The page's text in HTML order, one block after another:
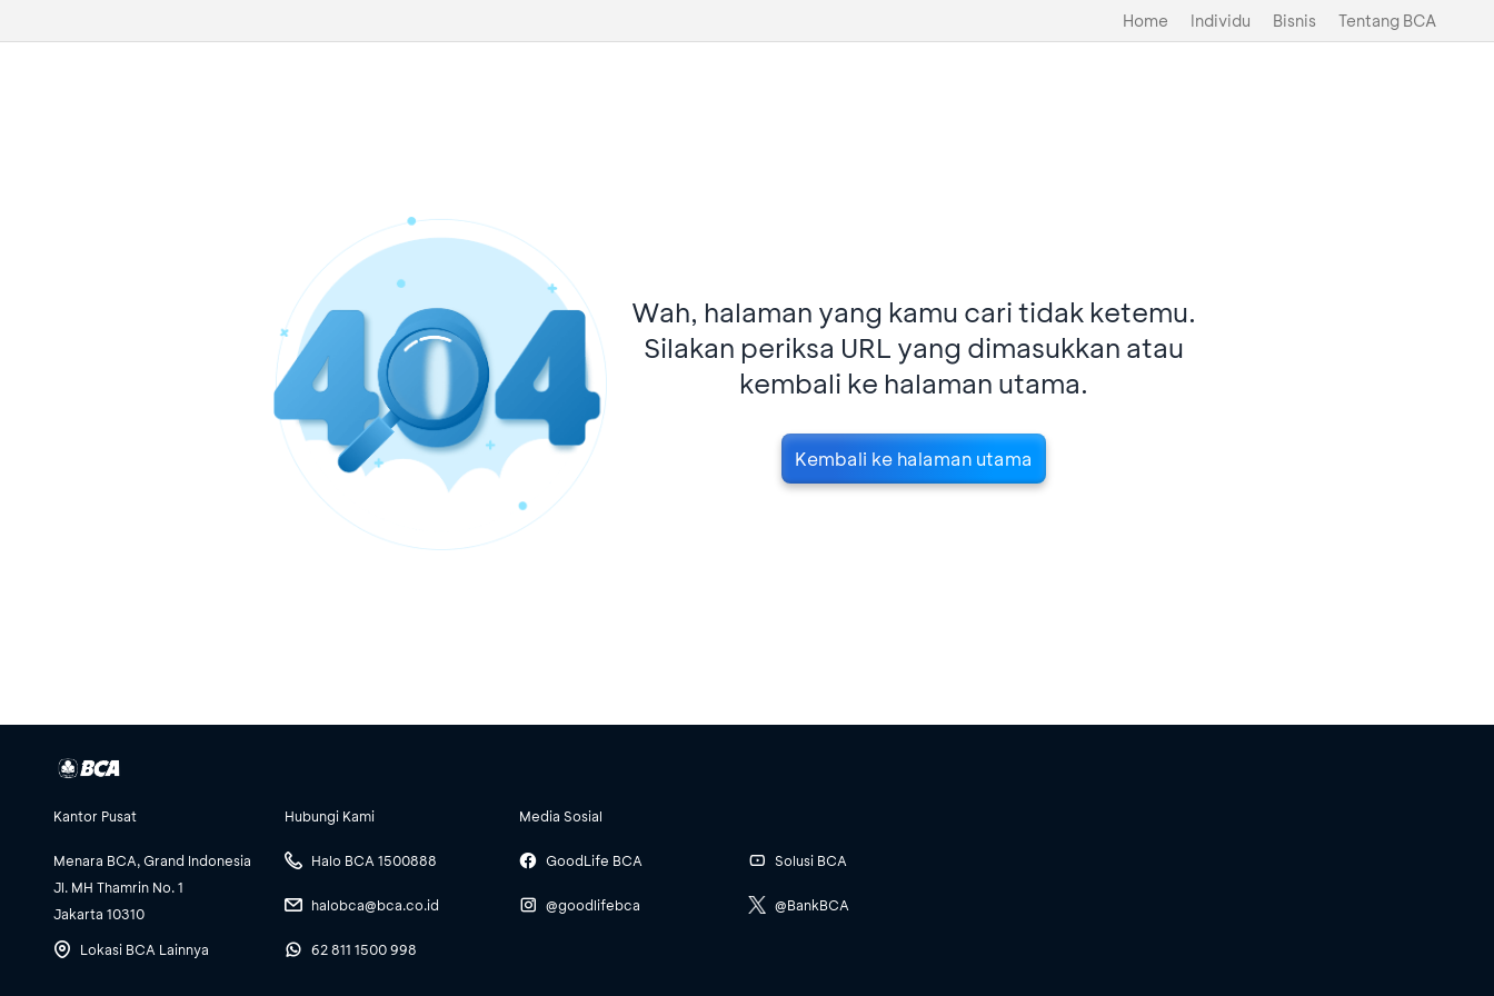
Home Individu Bisnis Tentang BCA
Wah, halaman yang kamu cari tidak ketemu.
Silakan periksa URL yang dimasukkan atau
kembali ke halaman utama.
Kembali ke halaman utama
Kantor Pusat
Menara BCA, Grand Indonesia
Jl. MH Thamrin No. 1
Jakarta 10310
Lokasi BCA Lainnya
Hubungi Kami
Halo BCA 1500888
halobca@bca.co.id
62 811 1500 998
Media Sosial
GoodLife BCA
@goodlifebca
Solusi BCA
@BankBCA